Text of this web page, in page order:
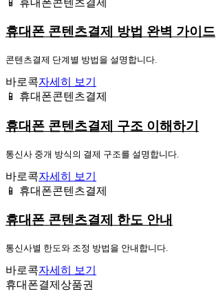
휴대폰 콘텐츠결제 방법 완벽 가이드
콘텐츠결제 단계별 방법을 설명합니다.
바로콕자세히 보기
📱 휴대폰콘텐츠결제
휴대폰 콘텐츠결제 구조 이해하기
통신사 중개 방식의 결제 구조를 설명합니다.
바로콕자세히 보기
📱 휴대폰콘텐츠결제
휴대폰 콘텐츠결제 한도 안내
통신사별 한도와 조정 방법을 안내합니다.
바로콕자세히 보기
휴대폰결제상품권